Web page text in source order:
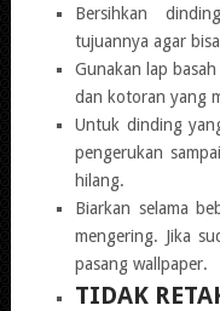
Bersihkan
tujuannya agar
Gunakan lap
dan kotoran yang
Untuk dinding
pengerukan
hilang.
Biarkan selama
mengering. Jika
pasang wallpaper.
TIDAK